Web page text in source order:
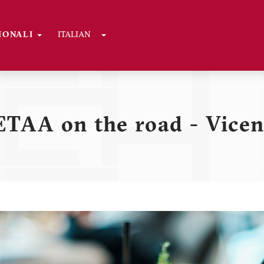
ITALIAN Toggle Dropdown
on the road -